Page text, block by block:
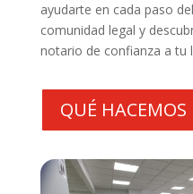
ayudarte en cada paso
comunidad legal y
notario de confianza a tu
QUÉ HACEMOS